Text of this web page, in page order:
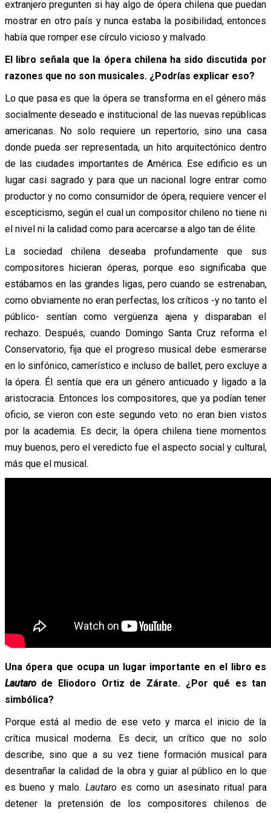
extranjero pregunten si hay algo de ópera chilena que puedan
mostrar en otro país y nunca estaba la posibilidad, entonces
había que romper ese círculo vicioso y malvado.
El libro señala que la ópera chilena ha sido discutida por
razones que no son musicales. ¿Podrías explicar eso?
Lo que pasa es que la ópera se transforma en el género más
socialmente deseado e institucional de las nuevas repúblicas
americanas. No solo requiere un repertorio, sino una casa
donde pueda ser representada, un hito arquitectónico dentro
de las ciudades importantes de América. Ese edificio es un
lugar casi sagrado y para que un nacional logre entrar como
productor y no como consumidor de ópera, requiere vencer el
escepticismo, según el cual un compositor chileno no tiene ni
el nivel ni la calidad como para acercarse a algo tan de élite.
La sociedad chilena deseaba profundamente que sus
compositores hicieran óperas, porque eso significaba que
estábamos en las grandes ligas, pero cuando se estrenaban,
como obviamente no eran perfectas, los críticos -y no tanto el
público- sentían como vergüenza ajena y disparaban el
rechazo. Después, cuando Domingo Santa Cruz reforma el
Conservatorio, fija que el progreso musical debe esmerarse
en lo sinfónico, camerístico e incluso de ballet, pero excluye a
la ópera. Él sentía que era un género anticuado y ligado a la
aristocracia. Entonces los compositores, que ya podían tener
oficio, se vieron con este segundo veto: no eran bien vistos
por la academia. Es decir, la ópera chilena tiene momentos
muy buenos, pero el veredicto fue el aspecto social y cultural,
más que el musical.
Una ópera que ocupa un lugar importante en el libro es
Lautarode Eliodoro Ortiz de Zárate. ¿Por qué es tan
simbólica?
Porque está al medio de ese veto y marca el inicio de la
crítica musical moderna. Es decir, un crítico que no solo
describe, sino que a su vez tiene formación musical para
desentrañar la calidad de la obra y guiar al público en lo que
es bueno y malo.Lautaro es como un asesinato ritual para
detener la pretensión de los compositores chilenos de